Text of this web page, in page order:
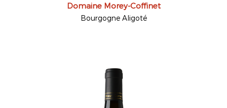
Domaine Morey-Coffinet
Bourgogne Aligoté